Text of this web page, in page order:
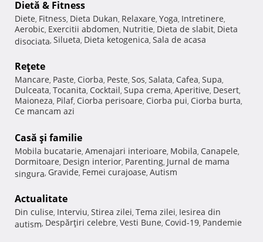
Dietă & Fitness
Diete, Fitness, Dieta Dukan, Relaxare, Yoga, Intretinere,
Aerobic, Exercitii abdomen, Nutritie, Dieta de slabit, Dieta
disociata, Silueta, Dieta ketogenica, Sala de acasa
Reţete
Mancare, Paste, Ciorba, Peste, Sos, Salata, Cafea, Supa,
Dulceata, Tocanita, Cocktail, Supa crema, Aperitive, Desert,
Maioneza, Pilaf, Ciorba perisoare, Ciorba pui, Ciorba burta,
Ce mancam azi
Casă şi familie
Mobila bucatarie, Amenajari interioare, Mobila, Canapele,
Dormitoare, Design interior, Parenting, Jurnal de mama
singura, Gravide, Femei curajoase, Autism
Actualitate
Din culise, Interviu, Stirea zilei, Tema zilei, Iesirea din
autism, Despărţiri celebre, Vesti Bune, Covid-19, Pandemie